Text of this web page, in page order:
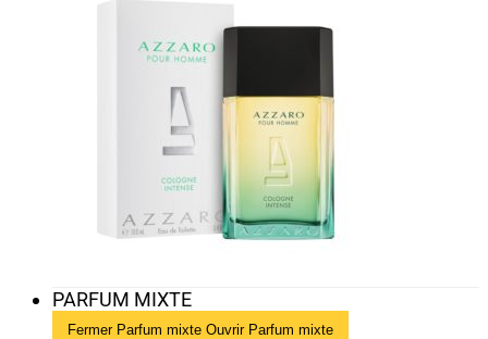
PARFUM MIXTE
Fermer Parfum mixte Ouvrir Parfum mixte